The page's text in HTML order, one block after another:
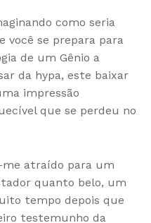
como seria
você se prepara para
de um Gênio a
da hypa, este baixar
impressão
que se perdeu no
atraído para um
quanto belo, um
tempo depois que
testemunho da